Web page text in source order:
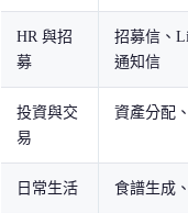
HR 與招
募
招募信、
通知信
投資與交
易
資產分配
日常生活 食譜生成